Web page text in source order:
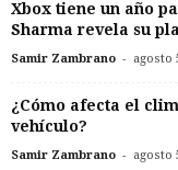
Xbox tiene un año
Sharma revela su
Samir Zambrano - agosto
¿Cómo afecta el
vehículo?
Samir Zambrano - agosto